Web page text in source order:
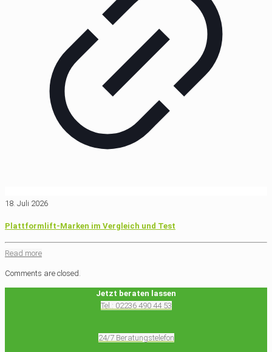
18. Juli 2026
Plattformlift-Marken im Vergleich und Test
Read more
Comments are closed.
Jetzt beraten lassen
Tel.: 02236 490 44 53
24/7 Beratungstelefon